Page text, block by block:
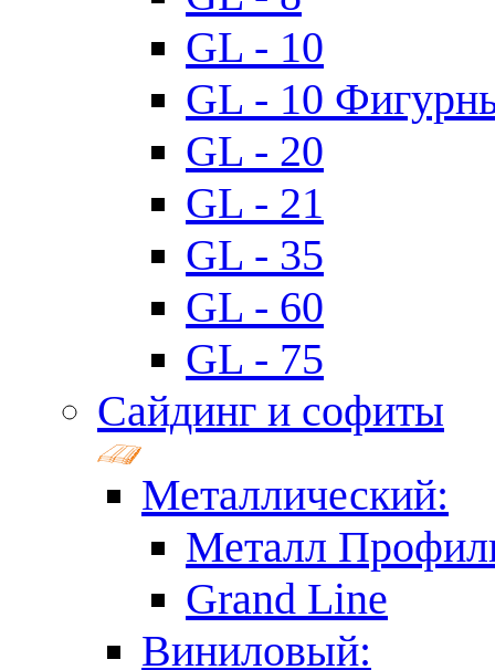
GL - 10
GL - 10
GL - 20
GL - 21
GL - 35
GL - 60
GL - 75
Сайдинг и софиты
Металлический:
Металл
Grand Line
Виниловый: